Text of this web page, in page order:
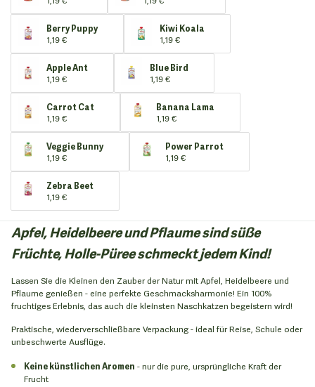
Berry Puppy
1,19 €
Kiwi Koala
1,19 €
Apple Ant
1,19 €
Blue Bird
1,19 €
Carrot Cat
1,19 €
Banana Lama
1,19 €
Veggie Bunny
1,19 €
Power Parrot
1,19 €
Zebra Beet
1,19 €
Apfel, Heidelbeere und Pflaume sind süße
Früchte, Holle-Püree schmeckt jedem Kind!
Lassen Sie die Kleinen den Zauber der Natur mit Apfel, Heidelbeere und
Pflaume genießen - eine perfekte Geschmacksharmonie! Ein 100%
fruchtiges Erlebnis, das auch die kleinsten Naschkatzen begeistern wird!
Praktische, wiederverschließbare Verpackung - ideal für Reise, Schule oder
unbeschwerte Ausflüge.
Keine künstlichen Aromen - nur die pure, ursprüngliche Kraft der
Frucht